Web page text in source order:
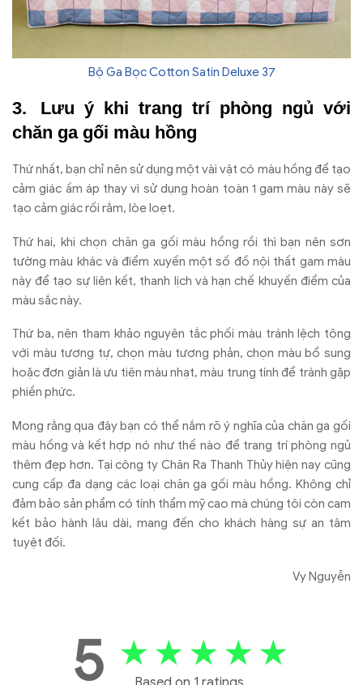
Bộ Ga Bọc Cotton Satin Deluxe 37
Lưu ý khi trang trí phòng ngủ với
chăn ga gối màu hồng
Thứ nhất, bạn chỉ nên sử dụng một vài vật có màu hồng để tạo
cảm giác ấm áp thay vì sử dụng hoàn toàn 1 gam màu này sẽ
tạo cảm giác rối rắm, lòe loẹt.
Thứ hai, khi chọn chăn ga gối màu hồng rồi thì bạn nên sơn
tường màu khác và điểm xuyến một số đồ nội thất gam màu
này để tạo sự liên kết, thanh lịch và hạn chế khuyến điểm của
màu sắc này.
Thứ ba, nên tham khảo nguyên tắc phối màu tránh lệch tông
với màu tương tự, chọn màu tương phản, chọn màu bổ sung
hoặc đơn giản là ưu tiên màu nhạt, màu trung tính để tránh gặp
phiền phức.
Mong rằng qua đây bạn có thể nắm rõ ý nghĩa của chăn ga gối
màu hồng và kết hợp nó như thế nào để trang trí phòng ngủ
thêm đẹp hơn. Tại công ty Chăn Ra Thanh Thủy hiện nay cũng
cung cấp đa dạng các loại chăn ga gối màu hồng. Không chỉ
đảm bảo sản phẩm có tính thẩm mỹ cao mà chúng tôi còn cam
kết bảo hành lâu dài, mang đến cho khách hàng sự an tâm
tuyệt đối.
Vy Nguyễn
5 ★ ★ ★ ★ ★